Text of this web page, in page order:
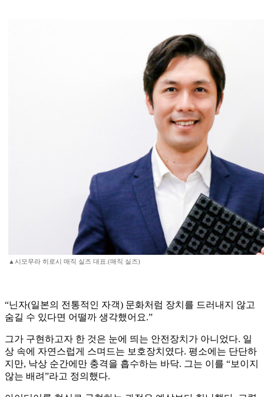
▲시모무라 히로시 매직 실즈 대표.(매직 실즈)
“닌자(일본의 전통적인 자객) 문화처럼 장치를 드러내지 않고
숨길 수 있다면 어떨까 생각했어요.”
그가 구현하고자 한 것은 눈에 띄는 안전장치가 아니었다. 일
상 속에 자연스럽게 스며드는 보호장치였다. 평소에는 단단하
지만, 낙상 순간에만 충격을 흡수하는 바닥. 그는 이를 “보이지
않는 배려”라고 정의했다.